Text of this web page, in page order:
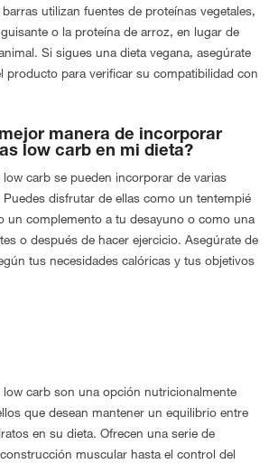
utilizan fuentes de proteínas vegetales,
o la proteína de arroz, en lugar de
Si sigues una dieta vegana, asegúrate
producto para verificar su compatibilidad con
manera de incorporar
low carb en mi dieta?
low carb se pueden incorporar de varias
disfrutar de ellas como un tentempié
un complemento a tu desayuno o como una
o después de hacer ejercicio. Asegúrate de
tus necesidades calóricas y tus objetivos
low carb son una opción nutricionalmente
que desean mantener un equilibrio entre
en su dieta. Ofrecen una serie de
muscular hasta el control del